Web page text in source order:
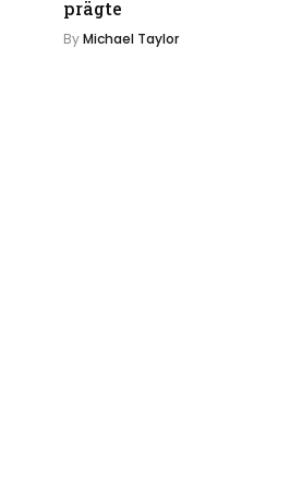
prägte
ByMichael Taylor